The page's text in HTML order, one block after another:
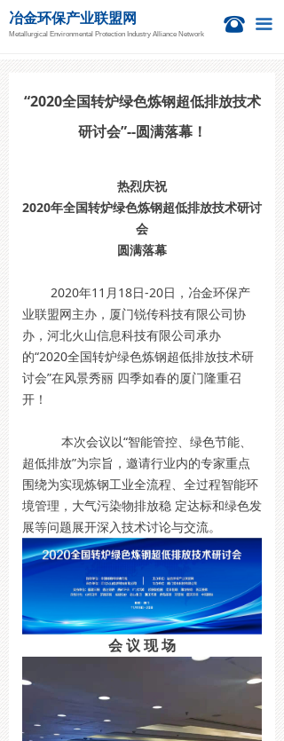
冶金环保产业联盟网
Metallurgical Environmental Protection Industry Alliance Network 뀰 끀
首页
新闻资讯
冶金活动
项目信息
关于我们
“2020全国转炉绿色炼钢超低排放技术
研讨会”--圆满落幕！
热烈庆祝
2020年全国转炉绿色炼钢超低排放技术研讨
会
圆满落幕
2020年11月18日-20日，冶金环保产
业联盟网主办，厦门锐传科技有限公司协
办，河北火山信息科技有限公司承办
的“2020全国转炉绿色炼钢超低排放技术研
讨会”在风景秀丽 四季如春的厦门隆重召
开！
本次会议以“智能管控、绿色节能、
超低排放”为宗旨，邀请行业内的专家重点
围绕为实现炼钢工业全流程、全过程智能环
境管理，大气污染物排放稳 定达标和绿色发
展等问题展开深入技术讨论与交流。
会 议 现 场